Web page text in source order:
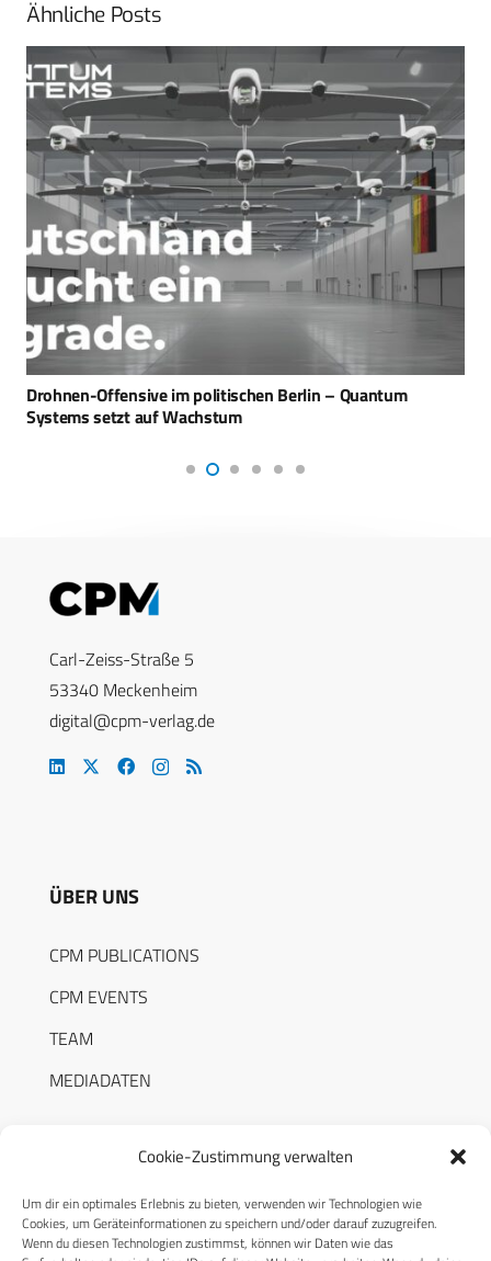
Cookie-Zustimmung verwalten
Um dir ein optimales Erlebnis zu bieten, verwenden wir Technologien wie
Cookies, um Geräteinformationen zu speichern und/oder darauf zuzugreifen.
Wenn du diesen Technologien zustimmst, können wir Daten wie das
Ähnliche Posts
Drohnen-Offensive im politischen Berlin – Quantum
Systems setzt auf Wachstum
Carl-Zeiss-Straße 5
53340 Meckenheim
digital@cpm-verlag.de
ÜBER UNS
CPM PUBLICATIONS
CPM EVENTS
TEAM
MEDIADATEN
RECHTLICHES